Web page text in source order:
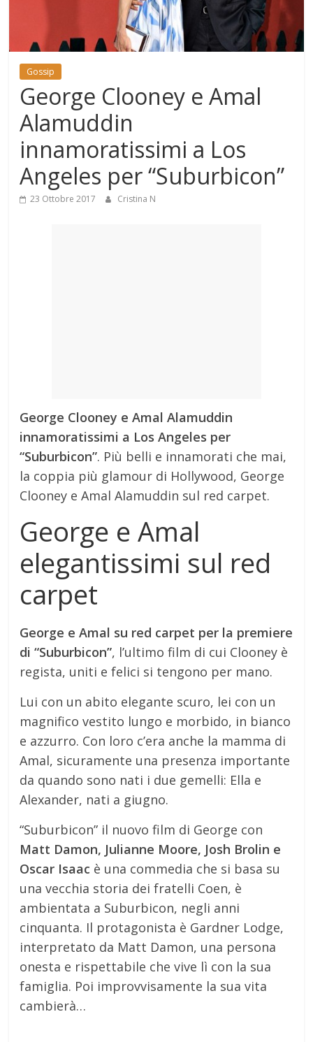
Gossip
George Clooney e Amal
Alamuddin
innamoratissimi a Los
Angeles per “Suburbicon”
23 Ottobre 2017 Cristina N
George Clooney e Amal Alamuddin
innamoratissimi a Los Angeles per
“Suburbicon”. Più belli e innamorati che mai,
la coppia più glamour di Hollywood, George
Clooney e Amal Alamuddin sul red carpet.
George e Amal
elegantissimi sul red
carpet
George e Amal su red carpet per la premiere
di “Suburbicon”, l’ultimo film di cui Clooney è
regista, uniti e felici si tengono per mano.
Lui con un abito elegante scuro, lei con un
magnifico vestito lungo e morbido, in bianco
e azzurro. Con loro c’era anche la mamma di
Amal, sicuramente una presenza importante
da quando sono nati i due gemelli: Ella e
Alexander, nati a giugno.
“Suburbicon” il nuovo film di George con
Matt Damon, Julianne Moore, Josh Brolin e
Oscar Isaac è una commedia che si basa su
una vecchia storia dei fratelli Coen, è
ambientata a Suburbicon, negli anni
cinquanta. Il protagonista è Gardner Lodge,
interpretato da Matt Damon, una persona
onesta e rispettabile che vive lì con la sua
famiglia. Poi improvvisamente la sua vita
cambierà…